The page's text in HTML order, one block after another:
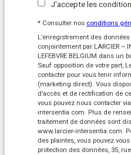
J'accepte les
* Consulter nos conditions
L’enregistrement des
conjointement par LARCIER –
LEFEBVRE BELGIUM dans
Sauf opposition de votre part,
contacter pour vous tenir
(marketing direct). Vous
d’accès et de rectification de
vous pouvez nous contacter
intersentia.com. Plus de
traitement de données sont
www.larcier-intersentia.com.
des plaintes, vous pouvez
protection des données, 35,